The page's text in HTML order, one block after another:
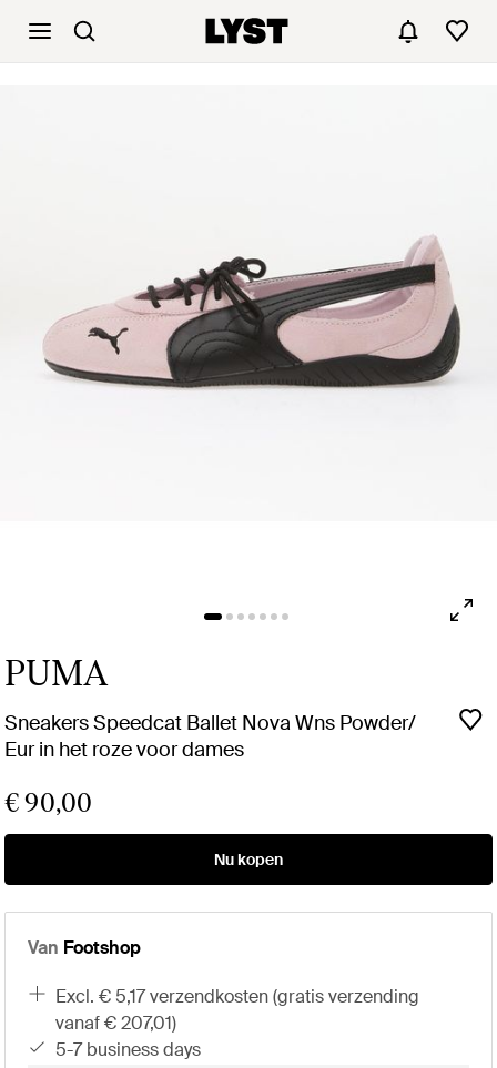
PUMA
Sneakers Speedcat Ballet Nova Wns Powder/
Eur in het roze voor dames
€ 90,00
Nu kopen
Van Footshop
excl. € 5,17 verzendkosten (gratis verzending
vanaf € 207,01)
5-7 business days